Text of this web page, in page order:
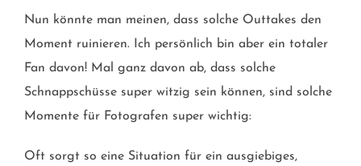
Nun könnte man meinen, dass solche Outtakes den
Moment ruinieren. Ich persönlich bin aber ein totaler
Fan davon! Mal ganz davon ab, dass solche
Schnappschüsse super witzig sein können, sind solche
Momente für Fotografen super wichtig:
Oft sorgt so eine Situation für ein ausgiebiges,